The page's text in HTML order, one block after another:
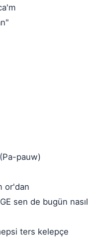
pauw)
or'dan
sen de bugün
ters kelepçe